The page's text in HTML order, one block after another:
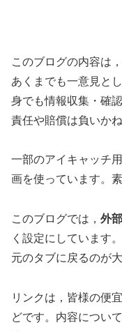
このブログの内容は
あくまでも一意見と
身でも情報収集・確
責任や賠償は負いかね
一部のアイキャッチ
画を使っています。
このブログでは， 外
く設定にしています。
元のタブに戻るのが
リンクは，皆様の便
どです。内容につい